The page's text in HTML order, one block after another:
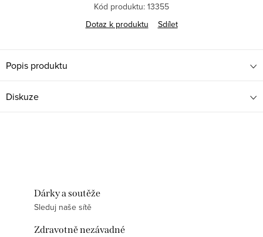
Kód produktu: 13355
Dotaz k produktu
Sdílet
Popis produktu
Diskuze
Dárky a soutěže
Sleduj naše sítě
Zdravotně nezávadné